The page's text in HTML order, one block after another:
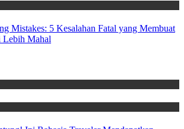
Mistakes: 5 Kesalahan Fatal yang Membuat
Lebih Mahal